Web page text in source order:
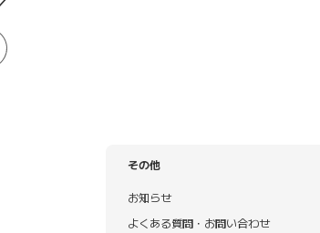
その他
お知らせ
よくある質問・お問い合わせ